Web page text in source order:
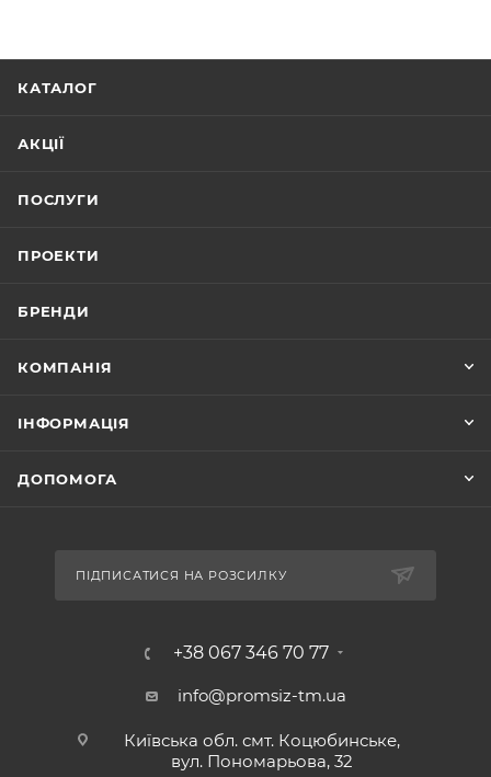
КАТАЛОГ
АКЦІЇ
ПОСЛУГИ
ПРОЕКТИ
БРЕНДИ
КОМПАНІЯ
ІНФОРМАЦІЯ
ДОПОМОГА
ПІДПИСАТИСЯ НА РОЗСИЛКУ
+38 067 346 70 77
info@promsiz-tm.ua
Київська обл. смт. Коцюбинське,
вул. Пономарьова, 32